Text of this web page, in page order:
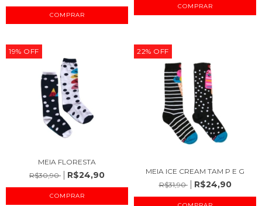
COMPRAR
COMPRAR
19% OFF
MEIA FLORESTA
R$30,90
R$24,90
COMPRAR
22% OFF
MEIA ICE CREAM TAM P E G
R$31,90
R$24,90